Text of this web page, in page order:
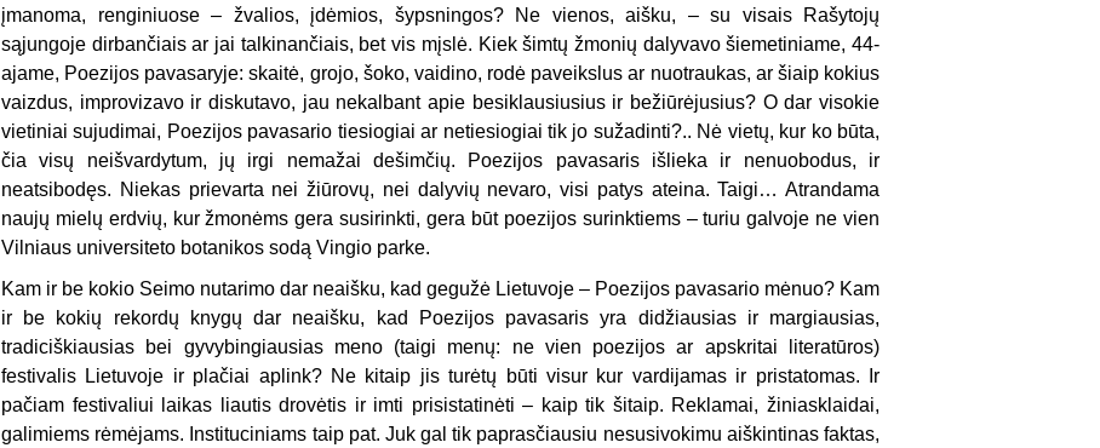
įmanoma, renginiuose – žvalios, įdėmios, šypsningos? Ne vienos, aišku, – su visais Rašytojų
sąjungoje dirbančiais ar jai talkinančiais, bet vis mįslė. Kiek šimtų žmonių dalyvavo šiemetiniame, 44-
ajame, Poezijos pavasaryje: skaitė, grojo, šoko, vaidino, rodė paveikslus ar nuotraukas, ar šiaip kokius
vaizdus, improvizavo ir diskutavo, jau nekalbant apie besiklausiusius ir bežiūrėjusius? O dar visokie
vietiniai sujudimai, Poezijos pavasario tiesiogiai ar netiesiogiai tik jo sužadinti?.. Nė vietų, kur ko būta,
čia visų neišvardytum, jų irgi nemažai dešimčių. Poezijos pavasaris išlieka ir nenuobodus, ir
neatsibodęs. Niekas prievarta nei žiūrovų, nei dalyvių nevaro, visi patys ateina. Taigi… Atrandama
naujų mielų erdvių, kur žmonėms gera susirinkti, gera būt poezijos surinktiems – turiu galvoje ne vien
Vilniaus universiteto botanikos sodą Vingio parke.
Kam ir be kokio Seimo nutarimo dar neaišku, kad gegužė Lietuvoje – Poezijos pavasario mėnuo? Kam
ir be kokių rekordų knygų dar neaišku, kad Poezijos pavasaris yra didžiausias ir margiausias,
tradiciškiausias bei gyvybingiausias meno (taigi menų: ne vien poezijos ar apskritai literatūros)
festivalis Lietuvoje ir plačiai aplink? Ne kitaip jis turėtų būti visur kur vardijamas ir pristatomas. Ir
pačiam festivaliui laikas liautis drovėtis ir imti prisistatinėti – kaip tik šitaip. Reklamai, žiniasklaidai,
galimiems rėmėjams. Instituciniams taip pat. Juk gal tik paprasčiausiu nesusivokimu aiškintinas faktas,